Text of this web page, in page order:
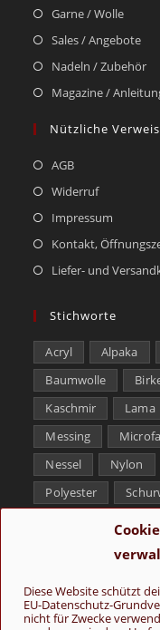
Diese Website schützt
EU-Datenschutz-
nicht für Zwecke
Garne / Wolle
Sales / Angebote
Nadeln / Zubehör
Magazine /
Nützliche
AGB
Widerruf
Impressum
Kontakt,
Liefer- und
Stichworte
Acryl Alpaka
Baumwolle
Kaschmir
Lama
Messing
Nessel
Nylon
Polyester
Yak
Folge uns